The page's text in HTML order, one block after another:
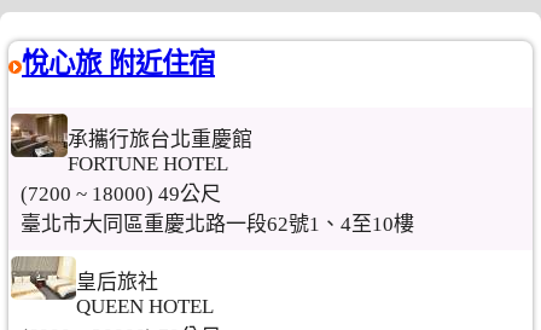
悅心旅 附近住宿
承攜行旅台北重慶館
FORTUNE HOTEL
(7200 ~ 18000) 49公尺
臺北市大同區重慶北路一段62號1、4至10樓
皇后旅社
QUEEN HOTEL